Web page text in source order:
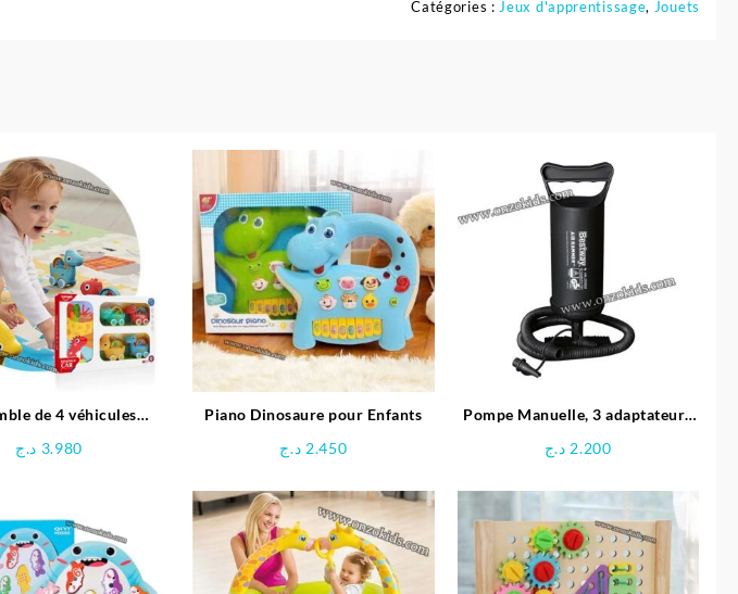
Catégories :Jeux d'apprentissage, Jouets
de 4 véhicules
HUANGER
3.980 د.ج
Piano Dinosaure pour Enfants
2.450 د.ج
Pompe Manuelle, 3 adaptateurs
2.200 د.ج